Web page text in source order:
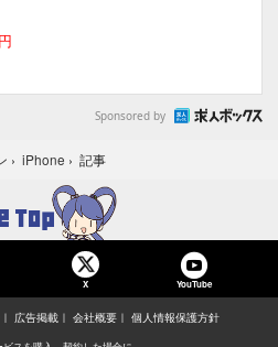
Sponsored by
› iPhone › 記事
X YouTube
広告掲載 会社概要 個人情報保護方針